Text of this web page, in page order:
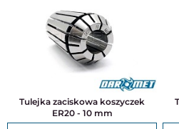
Tulejka zaciskowa koszyczek
ER20 - 10 mm
Tulejka zaciskowa koszyczek